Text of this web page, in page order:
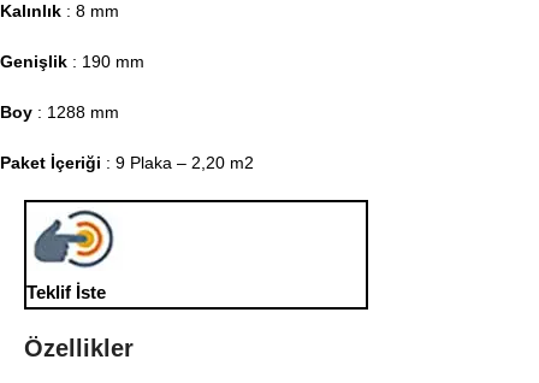
Kalınlık : 8 mm
Genişlik : 190 mm
Boy : 1288 mm
Paket İçeriği : 9 Plaka – 2,20 m2
Teklif İste
Özellikler